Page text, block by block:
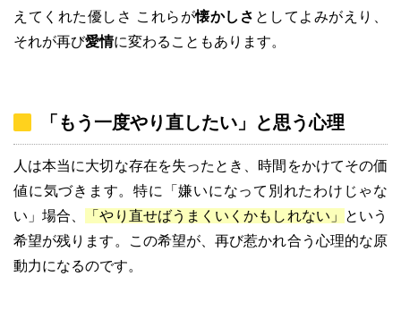
えてくれた優しさ これらが懐かしさ としてよみがえり、
それが再び愛情に変わることもあります。
「もう一度やり直したい」と思う心理
人は本当に大切な存在を失ったとき、時間をかけてその価
値に気づきます。特に「嫌いになって別れたわけじゃな
い」場合、
「やり直せばうまくいくかもしれない」
という
希望が残ります。この希望が、再び惹かれ合う心理的な原
動力になるのです。